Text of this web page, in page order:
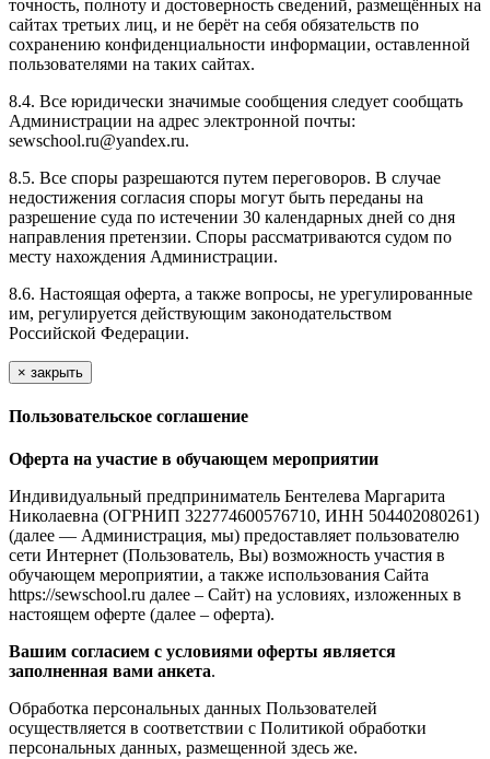
точность, полноту и достоверность сведений, размещённых на
сайтах третьих лиц, и не берёт на себя обязательств по
сохранению конфиденциальности информации, оставленной
пользователями на таких сайтах.
8.4. Все юридически значимые сообщения следует сообщать
Администрации на адрес электронной почты:
sewschool.ru@yandex.ru.
8.5. Все споры разрешаются путем переговоров. В случае
недостижения согласия споры могут быть переданы на
разрешение суда по истечении 30 календарных дней со дня
направления претензии. Споры рассматриваются судом по
месту нахождения Администрации.
8.6. Настоящая оферта, а также вопросы, не урегулированные
им, регулируется действующим законодательством
Российской Федерации.
× закрыть
Пользовательское соглашение
Оферта на участие в обучающем мероприятии
Индивидуальный предприниматель Бентелева Маргарита
Николаевна (ОГРНИП 322774600576710, ИНН 504402080261)
(далее — Администрация, мы) предоставляет пользователю
сети Интернет (Пользователь, Вы) возможность участия в
обучающем мероприятии, а также использования Сайта
https://sewschool.ru далее – Сайт) на условиях, изложенных в
настоящем оферте (далее – оферта).
Вашим согласием с условиями оферты является
заполненная вами анкета.
Обработка персональных данных Пользователей
осуществляется в соответствии с Политикой обработки
персональных данных, размещенной здесь же.